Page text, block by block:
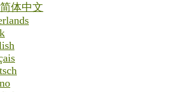
简体中文